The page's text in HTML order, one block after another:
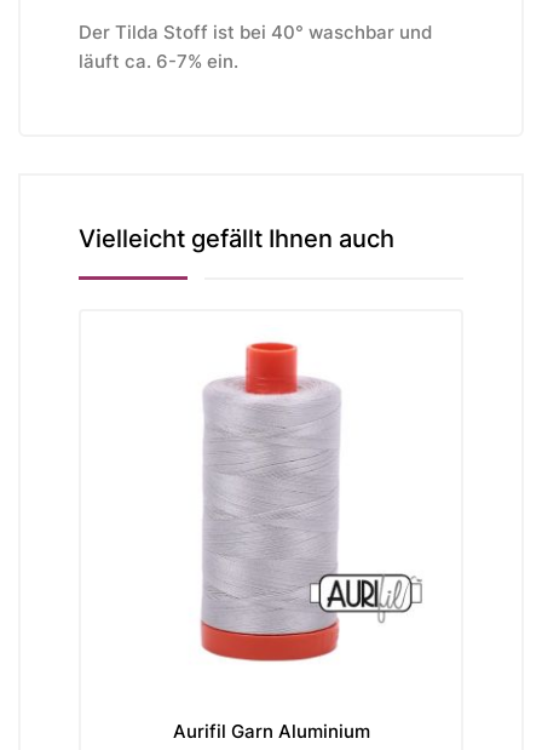
Der Tilda Stoff ist bei 40° waschbar und
läuft ca. 6-7% ein.
Vielleicht gefällt Ihnen auch
Aurifil Garn Aluminium